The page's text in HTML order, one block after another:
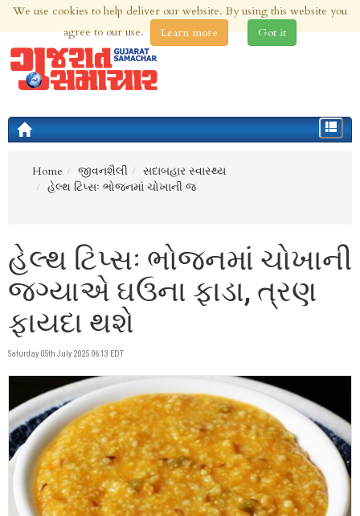
7th Aug 2026 | Updated at 12:00am 7th Aug 2026
Toggle
Home
જીવનશૈલી
સદાબહાર સ્વાસ્થ્ય
હેલ્થ ટિપ્સઃ ભોજનમાં ચોખાની જ
હેલ્થ ટિપ્સઃ ભોજનમાં ચોખાની
જગ્યાએ ઘઉના ફાડા, ત્રણ
ફાયદા થશે
Saturday 05th July 2025 06:13 EDT
We use cookies to help deliver our website. By using this website you
agree to our use.
Learn more Got it